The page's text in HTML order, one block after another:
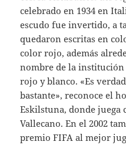
celebrado en 1934 en
escudo fue invertido, a
quedaron escritas en
color rojo, además
nombre de la institución
rojo y blanco. «Es
bastante», reconoce el
Eskilstuna, donde juega
Vallecano. En el 2002
premio FIFA al mejor